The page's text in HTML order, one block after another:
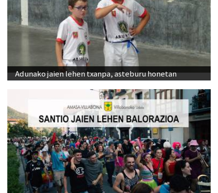
Adunako jaien lehen txanpa, asteburu honetan